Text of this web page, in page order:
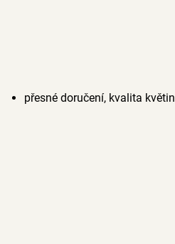
přesné doručení, kvalita květin